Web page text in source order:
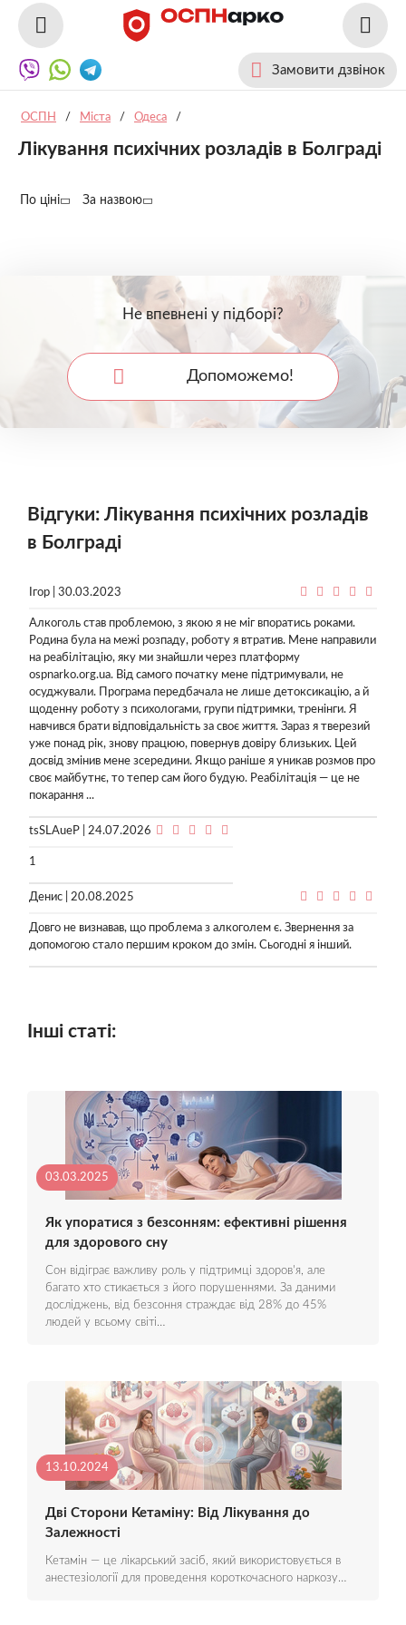
Замовити дзвінок
ОСПН / Міста / Одеса /
Лікування психічних розладів в Болграді
По ціні За назвою
Не впевнені у підборі?
Допоможемо!
Відгуки: Лікування психічних розладів
в Болграді
Ігор | 30.03.2023
Алкоголь став проблемою, з якою я не міг впоратись роками.
Родина була на межі розпаду, роботу я втратив. Мене направили
на реабілітацію, яку ми знайшли через платформу
ospnarko.org.ua. Від самого початку мене підтримували, не
осуджували. Програма передбачала не лише детоксикацію, а й
щоденну роботу з психологами, групи підтримки, тренінги. Я
навчився брати відповідальність за своє життя. Зараз я тверезий
уже понад рік, знову працюю, повернув довіру близьких. Цей
досвід змінив мене зсередини. Якщо раніше я уникав розмов про
своє майбутнє, то тепер сам його будую. Реабілітація — це не
покарання ...
tsSLAueP | 24.07.2026
1
Денис | 20.08.2025
Довго не визнавав, що проблема з алкоголем є. Звернення за
допомогою стало першим кроком до змін. Сьогодні я інший.
Інші статі:
03.03.2025
Як упоратися з безсонням: ефективні рішення
для здорового сну
Сон відіграє важливу роль у підтримці здоров'я, але
багато хто стикається з його порушеннями. За даними
досліджень, від безсоння страждає від 28% до 45%
людей у всьому світі…
13.10.2024
Дві Сторони Кетаміну: Від Лікування до
Залежності
Кетамін — це лікарський засіб, який використовується в
анестезіології для проведення короткочасного наркозу…